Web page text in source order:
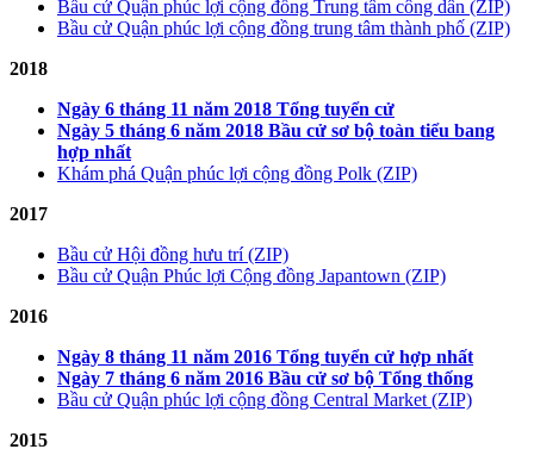
Bầu cử Quận phúc lợi cộng đồng Trung tâm công dân (ZIP)
Bầu cử Quận phúc lợi cộng đồng trung tâm thành phố (ZIP)
2018
Ngày 6 tháng 11 năm 2018 Tổng tuyển cử
Ngày 5 tháng 6 năm 2018 Bầu cử sơ bộ toàn tiểu bang
hợp nhất
Khám phá Quận phúc lợi cộng đồng Polk (ZIP)
2017
Bầu cử Hội đồng hưu trí (ZIP)
Bầu cử Quận Phúc lợi Cộng đồng Japantown (ZIP)
2016
Ngày 8 tháng 11 năm 2016 Tổng tuyển cử hợp nhất
Ngày 7 tháng 6 năm 2016 Bầu cử sơ bộ Tổng thống
Bầu cử Quận phúc lợi cộng đồng Central Market (ZIP)
2015